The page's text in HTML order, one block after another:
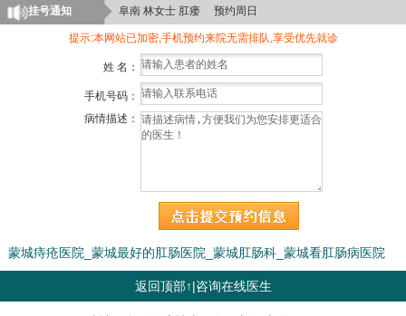
挂号通知 阜南 林女士 肛瘘 预约周日
阜南 陈先生 痔疮 预约周一
提示:本网站已加密,手机预约来院无需排队,享受优先就诊
姓 名：
手机号码：
病情描述：
蒙城痔疮医院_蒙城最好的肛肠医院_蒙城肛肠科_蒙城看肛肠病医院
返回顶部↑|咨询在线医生